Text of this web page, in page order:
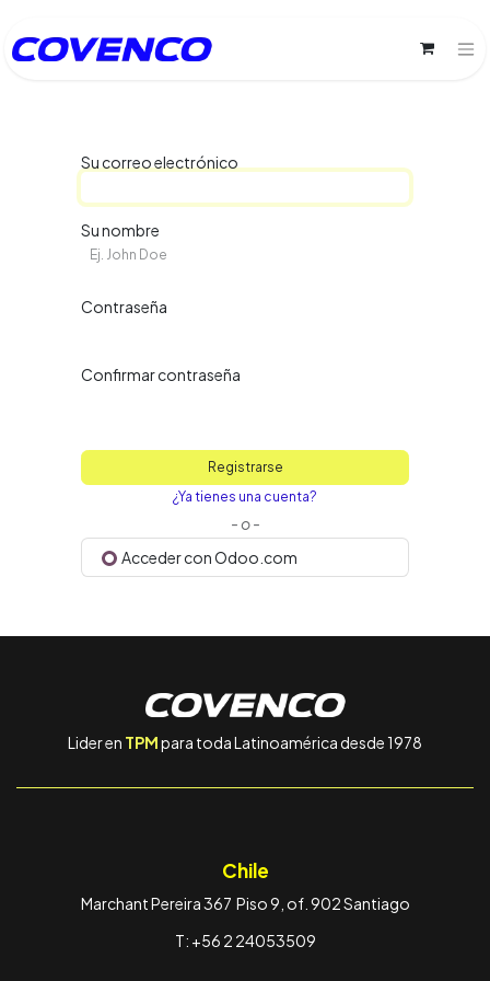
Su correo electrónico
Su nombre
Contraseña
Confirmar contraseña
Registrarse
¿Ya tienes una cuenta?
- o -
Acceder con Odoo.com
Lider en TPMpara toda Latinoamérica desde 1978
Chile
Marchant Pereira 367 Piso 9, of. 902 Santiago
T: +56 2 24053509